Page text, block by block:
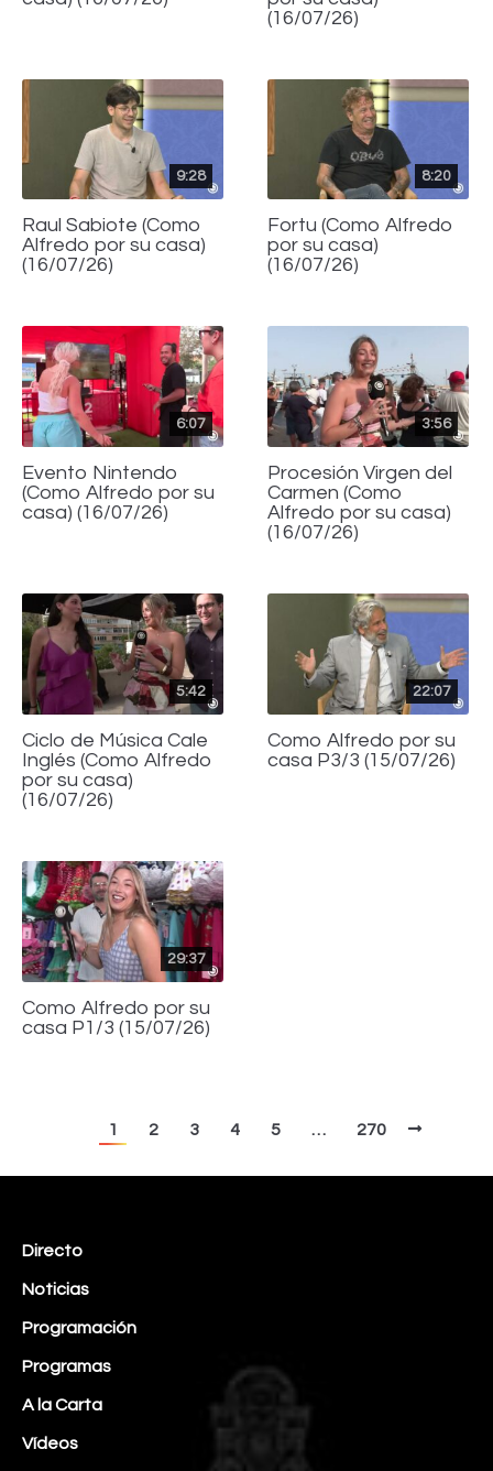
(16/07/26)
9:28
Raul Sabiote (Como
Alfredo por su casa)
(16/07/26)
8:20
Fortu (Como Alfredo
por su casa)
(16/07/26)
6:07
Evento Nintendo
(Como Alfredo por su
casa) (16/07/26)
3:56
Procesión Virgen del
Carmen (Como
Alfredo por su casa)
(16/07/26)
5:42
Ciclo de Música Cale
Inglés (Como Alfredo
por su casa)
(16/07/26)
22:07
Como Alfredo por su
casa P3/3 (15/07/26)
29:37
Como Alfredo por su
casa P1/3 (15/07/26)
1 2 3 4 5 … 270
Directo
Noticias
Programación
Programas
A la Carta
Vídeos